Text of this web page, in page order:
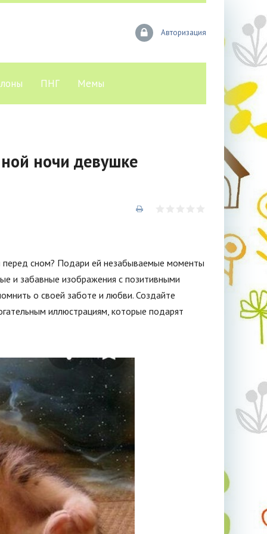
Авторизация
ПНГ Мемы
ночи девушке
перед сном? Подари ей незабываемые моменты
и забавные изображения с позитивными
о своей заботе и любви. Создайте
иллюстрациям, которые подарят